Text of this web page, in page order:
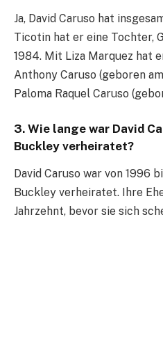
Ja, David Caruso hat
Ticotin hat er eine Tochter,
1984. Mit Liza Marquez hat
Anthony Caruso (geboren
Paloma Raquel Caruso
3. Wie lange war David
Buckley verheiratet?
David Caruso war von 1996
Buckley verheiratet. Ihre
Jahrzehnt, bevor sie sich